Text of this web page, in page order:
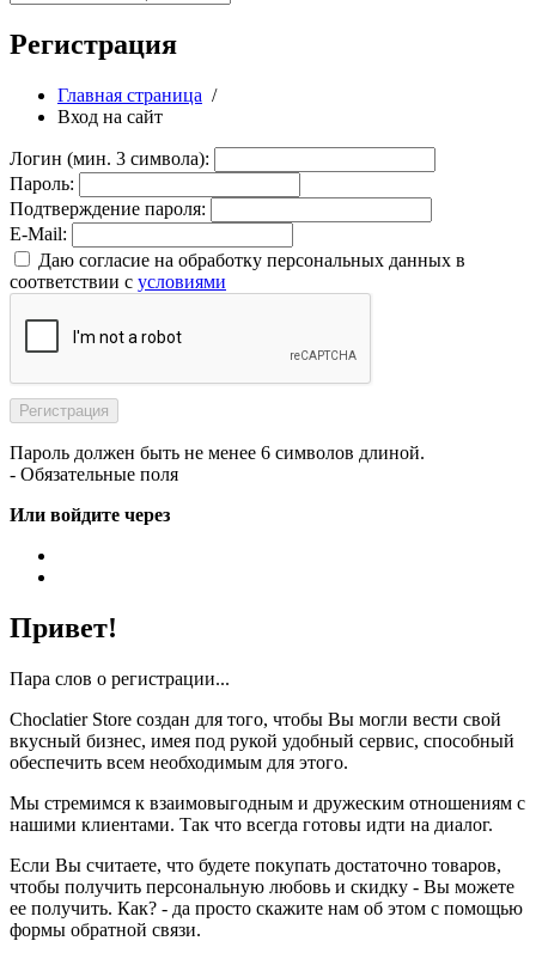
Регистрация
Главная страница /
Вход на сайт
Логин (мин. 3 символа):
Пароль:
Подтверждение пароля:
E-Mail:
Даю согласие на обработку персональных данных в
соответствии с условиями
Пароль должен быть не менее 6 символов длиной.
- Обязательные поля
Или войдите через
Привет!
Пара слов о регистрации...
Choclatier Store создан для того, чтобы Вы могли вести свой
вкусный бизнес, имея под рукой удобный сервис, способный
обеспечить всем необходимым для этого.
Мы стремимся к взаимовыгодным и дружеским отношениям с
нашими клиентами. Так что всегда готовы идти на диалог.
Если Вы считаете, что будете покупать достаточно товаров,
чтобы получить персональную любовь и скидку - Вы можете
ее получить. Как? - да просто скажите нам об этом с помощью
формы обратной связи.